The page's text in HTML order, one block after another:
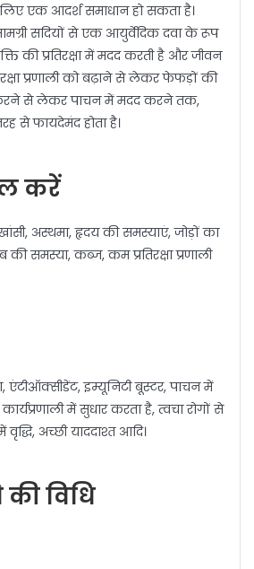
एक आदर्श समाधान हो सकता है।
सदियों से एक आयुर्वेदिक दवा के रूप
की प्रतिरक्षा में मदद करती है और जीवन
प्रणाली को बढ़ाने से लेकर फेफड़ों की
से लेकर पाचन में मदद करने तक,
से फायदेमंद होता है।
करें
अस्थमा, हृदय की समस्याएं, जोड़ों का
की समस्या, कब्ज, कम प्रतिरक्षा प्रणाली
एंटीऑक्सीडेंट, इम्यूनिटी बूस्टर, पाचन में
में सुधार करता है, त्वचा रोगों से
वृद्धि, अच्छी याददाश्त आदि।
की विधि